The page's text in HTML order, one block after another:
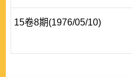
15卷8期(1976/05/10)